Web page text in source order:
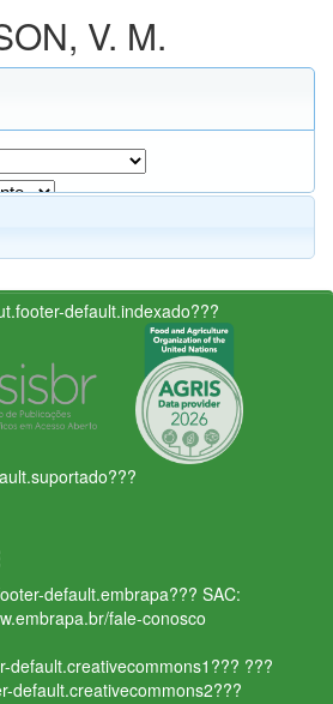
V. M.
default.indexado???
default.embrapa??? SAC:
fale-conosco
default.creativecommons1??? ???
default.creativecommons2???